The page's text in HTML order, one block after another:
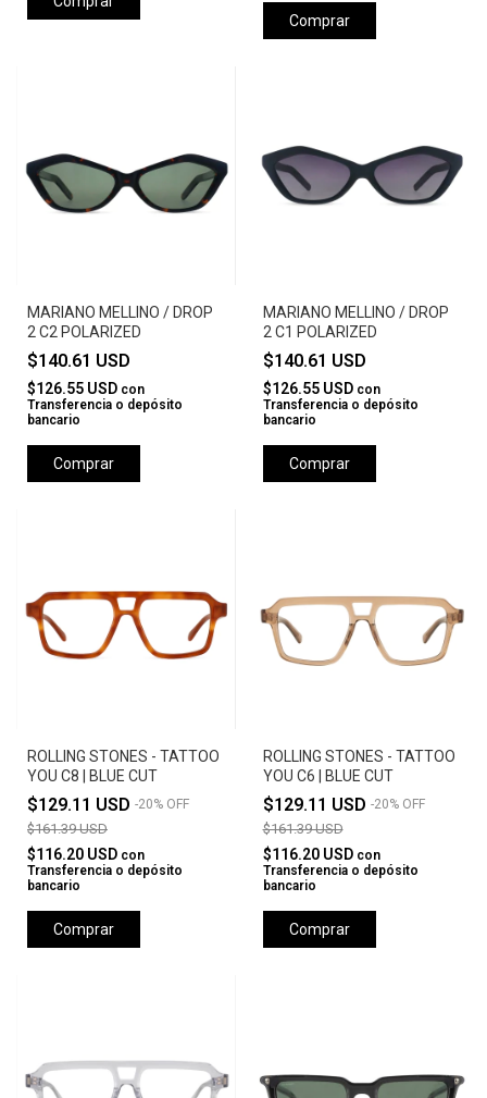
Comprar
MARIANO MELLINO / DROP
2 C2 POLARIZED
$140.61 USD
$126.55 USD con
Transferencia o depósito
bancario
Comprar
MARIANO MELLINO / DROP
2 C1 POLARIZED
$140.61 USD
$126.55 USD con
Transferencia o depósito
bancario
Comprar
ROLLING STONES - TATTOO
YOU C8 | BLUE CUT
$129.11 USD -20% OFF
$161.39 USD
$116.20 USD con
Transferencia o depósito
bancario
Comprar
ROLLING STONES - TATTOO
YOU C6 | BLUE CUT
$129.11 USD -20% OFF
$161.39 USD
$116.20 USD con
Transferencia o depósito
bancario
Comprar